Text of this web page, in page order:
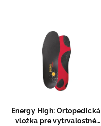
Energy High: Ortopedická
vložka pre vytrvalostné